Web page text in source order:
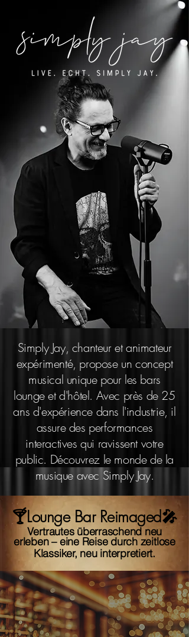
Simply Jay, chanteur et animateur
expérimenté, propose un concept
musical unique pour les bars
lounge et d'hôtel. Avec près de 25
ans d'expérience dans l'industrie, il
assure des performances
interactives qui ravissent votre
public. Découvrez le monde de la
musique avec Simply Jay.
🍸Lounge Bar Reimaged🎤
Vertrautes überraschend neu
erleben – eine Reise durch zeitlose
Klassiker, neu interpretiert.